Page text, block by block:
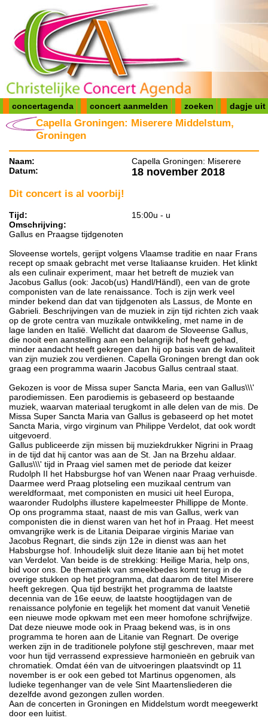
concertagenda concert aanmelden zoeken dagje uit
Capella Groningen: Miserere Middelstum,
Groningen
Naam:
Capella Groningen: Miserere
Datum:
18 november 2018
Dit concert is al voorbij!
Tijd:
15:00u - u
Omschrijving:
Gallus en Praagse tijdgenoten
Sloveense wortels, gerijpt volgens Vlaamse traditie en naar Frans
recept op smaak gebracht met verse Italiaanse kruiden. Het klinkt
als een culinair experiment, maar het betreft de muziek van
Jacobus Gallus (ook: Jacob(us) Handl/Händl), een van de grote
componisten van de late renaissance. Toch is zijn werk veel
minder bekend dan dat van tijdgenoten als Lassus, de Monte en
Gabrieli. Beschrijvingen van de muziek in zijn tijd richten zich vaak
op de grote centra van muzikale ontwikkeling, met name in de
lage landen en Italië. Wellicht dat daarom de Sloveense Gallus,
die nooit een aanstelling aan een belangrijk hof heeft gehad,
minder aandacht heeft gekregen dan hij op basis van de kwaliteit
van zijn muziek zou verdienen. Capella Groningen brengt dan ook
graag een programma waarin Jacobus Gallus centraal staat.
Gekozen is voor de Missa super Sancta Maria, een van Gallus\\\'
parodiemissen. Een parodiemis is gebaseerd op bestaande
muziek, waarvan materiaal terugkomt in alle delen van de mis. De
Missa Super Sancta Maria van Gallus is gebaseerd op het motet
Sancta Maria, virgo virginum van Philippe Verdelot, dat ook wordt
uitgevoerd.
Gallus publiceerde zijn missen bij muziekdrukker Nigrini in Praag
in de tijd dat hij cantor was aan de St. Jan na Brzehu aldaar.
Gallus\\\' tijd in Praag viel samen met de periode dat keizer
Rudolph II het Habsburgse hof van Wenen naar Praag verhuisde.
Daarmee werd Praag plotseling een muzikaal centrum van
wereldformaat, met componisten en musici uit heel Europa,
waaronder Rudolphs illustere kapelmeester Phillippe de Monte.
Op ons programma staat, naast de mis van Gallus, werk van
componisten die in dienst waren van het hof in Praag. Het meest
omvangrijke werk is de Litania Deiparae virginis Mariae van
Jacobus Regnart, die sinds zijn 12e in dienst was aan het
Habsburgse hof. Inhoudelijk sluit deze litanie aan bij het motet
van Verdelot. Van beide is de strekking: Heilige Maria, help ons,
bid voor ons. De thematiek van smeekbedes komt terug in de
overige stukken op het programma, dat daarom de titel Miserere
heeft gekregen. Qua tijd bestrijkt het programma de laatste
decennia van de 16e eeuw, de laatste hoogtijdagen van de
renaissance polyfonie en tegelijk het moment dat vanuit Venetië
een nieuwe mode opkwam met een meer homofone schrijfwijze.
Dat deze nieuwe mode ook in Praag bekend was, is in ons
programma te horen aan de Litanie van Regnart. De overige
werken zijn in de traditionele polyfone stijl geschreven, maar met
voor hun tijd verrassend expressieve harmonieën en gebruik van
chromatiek. Omdat één van de uitvoeringen plaatsvindt op 11
november is er ook een gebed tot Martinus opgenomen, als
ludieke tegenhanger van de vele Sint Maartensliederen die
dezelfde avond gezongen zullen worden.
Aan de concerten in Groningen en Middelstum wordt meegewerkt
door een luitist.